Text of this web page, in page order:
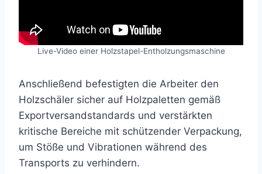
Live-Video einer Holzstapel-Entholzungsmaschine
Anschließend befestigten die Arbeiter den
Holzschäler sicher auf Holzpaletten gemäß
Exportversandstandards und verstärkten
kritische Bereiche mit schützender Verpackung,
um Stöße und Vibrationen während des
Transports zu verhindern.